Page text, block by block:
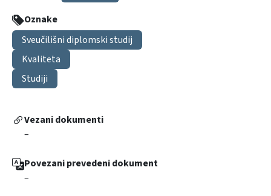
Oznake
Sveučilišni diplomski studij
Kvaliteta
Studiji
Vezani dokumenti
–
Povezani prevedeni dokument
–